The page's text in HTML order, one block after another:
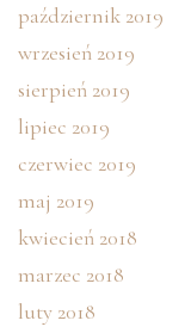
październik 2019
wrzesień 2019
sierpień 2019
lipiec 2019
czerwiec 2019
maj 2019
kwiecień 2018
marzec 2018
luty 2018